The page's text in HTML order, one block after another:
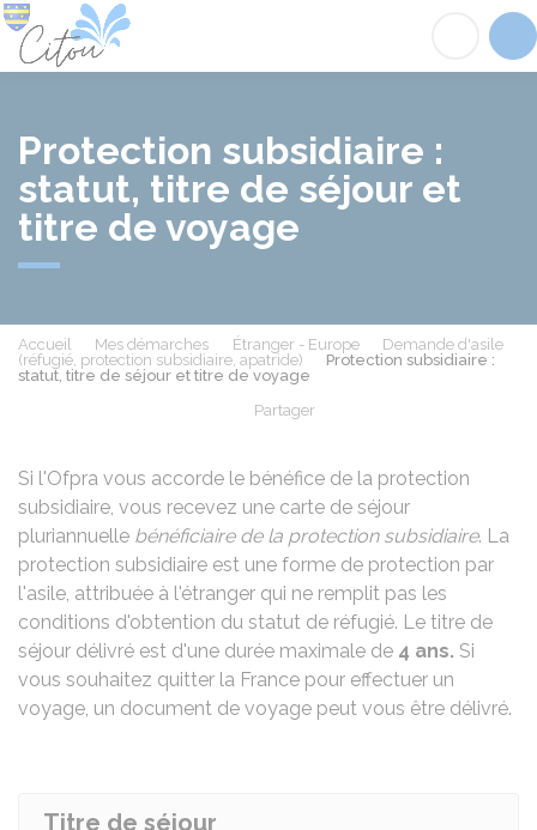
Protection subsidiaire :
statut, titre de séjour et
titre de voyage
Accueil Mes démarches Étranger - Europe
Demande d'asile
(réfugié, protection subsidiaire, apatride)
Protection subsidiaire :
statut, titre de séjour et titre de voyage
Partager
Si l'Ofpra vous accorde le bénéfice de la protection
subsidiaire, vous recevez une carte de séjour
pluriannuelle bénéficiaire de la protection subsidiaire. La
protection subsidiaire est une forme de protection par
l'asile, attribuée à l'étranger qui ne remplit pas les
conditions d'obtention du statut de réfugié. Le titre de
séjour délivré est d'une durée maximale de 4 ans. Si
vous souhaitez quitter la France pour effectuer un
voyage, un document de voyage peut vous être délivré.
Titre de séjour